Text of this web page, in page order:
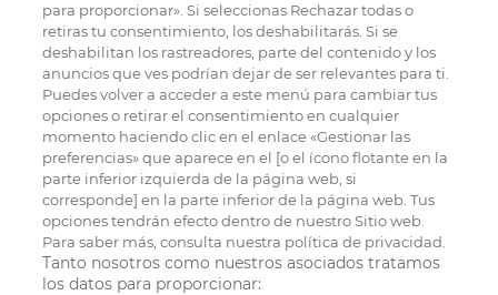
para proporcionar». Si seleccionas Rechazar todas o
retiras tu consentimiento, los deshabilitarás. Si se
deshabilitan los rastreadores, parte del contenido y los
anuncios que ves podrían dejar de ser relevantes para ti.
Puedes volver a acceder a este menú para cambiar tus
opciones o retirar el consentimiento en cualquier
momento haciendo clic en el enlace «Gestionar las
preferencias» que aparece en el [o el ícono flotante en la
parte inferior izquierda de la página web, si
corresponde] en la parte inferior de la página web. Tus
opciones tendrán efecto dentro de nuestro Sitio web.
Para saber más, consulta nuestra política de privacidad.
Tanto nosotros como nuestros asociados tratamos
los datos para proporcionar: